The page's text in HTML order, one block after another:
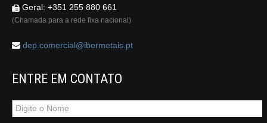
Geral: +351 255 880 661
(Chamada para a rede fixa nacional)
dep.comercial@ibermetais.pt
ENTRE EM CONTATO